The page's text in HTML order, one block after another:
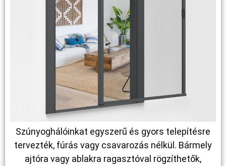
Szúnyoghálóinkat egyszerű és gyors telepítésre
tervezték, fúrás vagy csavarozás nélkül. Bármely
ajtóra vagy ablakra ragasztóval rögzíthetők,